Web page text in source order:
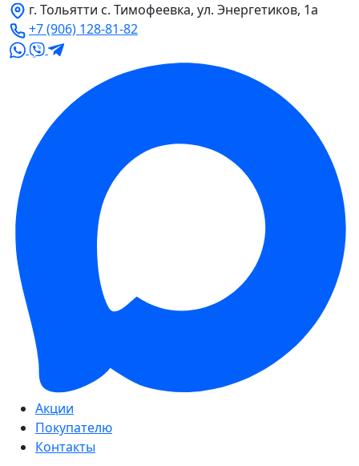
г. Тольятти с. Тимофеевка, ул. Энергетиков, 1а
+7 (906) 128-81-82
Акции
Покупателю
Контакты